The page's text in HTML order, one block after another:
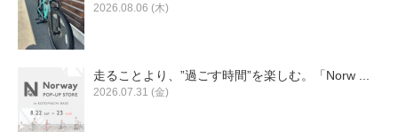
2026.08.06 (木)
走ることより、”過ごす時間”を楽しむ。「Norw ...
2026.07.31 (金)